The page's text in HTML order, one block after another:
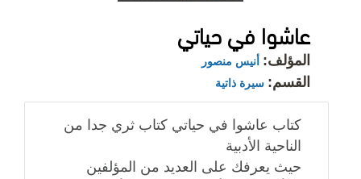
عاشوا في حياتي
المؤلف: أنيس منصور
القسم: سيرة ذاتية
كتاب عاشوا في حياتي كتاب ثري جدا من
الناحية الأدبية
حيث يعرفك على العديد من المؤلفين